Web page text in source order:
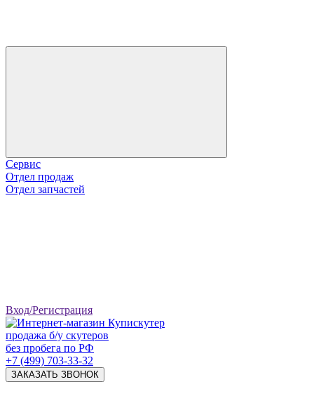
Сервис
Отдел продаж
Отдел запчастей
Вход/Регистрация
продажа б/у скутеров
без пробега по РФ
+7 (499) 703-33-32
ЗАКАЗАТЬ ЗВОНОК